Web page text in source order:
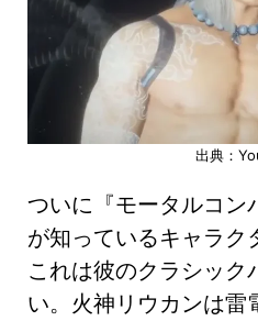
出典：
ついに『モータルコン
が知っているキャラク
これは彼のクラシック
い。火神リウカンは雷